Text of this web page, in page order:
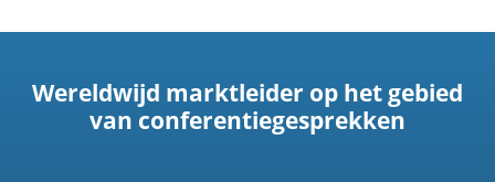
Wereldwijd marktleider op het gebied
van conferentiegesprekken